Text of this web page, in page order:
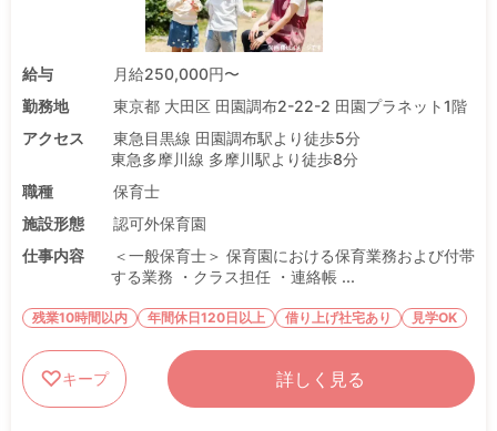
給与
月給250,000円〜
勤務地
東京都 大田区 田園調布2-22-2 田園プラネット1階
アクセス
東急目黒線 田園調布駅より徒歩5分
東急多摩川線 多摩川駅より徒歩8分
職種
保育士
施設形態
認可外保育園
仕事内容
＜一般保育士＞ 保育園における保育業務および付帯
する業務 ・クラス担任 ・連絡帳 ...
残業10時間以内 年間休日120日以上 借り上げ社宅あり 見学OK
キープ 詳しく見る